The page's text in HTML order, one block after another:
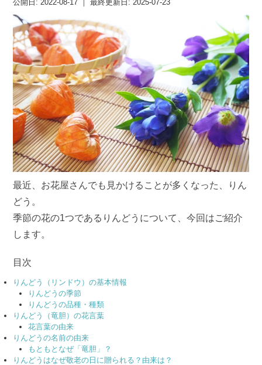
公開日:2022-08-17 ｜最終更新日:2025-07-23
最近、お花屋さんでも見かけることが多くなった、りん
どう。
季節の花の1つであるりんどうについて、今回はご紹介
します。
目次
りんどう（リンドウ）の基本情報
りんどうの季節
りんどうの品種・種類
りんどう（竜胆）の花言葉
花言葉の由来
りんどうの名前の由来
もともとなぜ「竜胆」？
りんどうはなぜ敬老の日に贈られる？由来は？